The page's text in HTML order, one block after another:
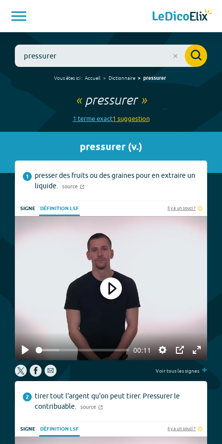
Vous êtes ici : Accueil Dictionnaire pressurer
« pressurer»
1 termeexact1 suggestion
pressurer(v.)
1
presser des fruits ou des graines pour en extraire un
liquide.
source
SIGNE DÉFINITION LSF Il y a un souci ?
Play
00:11
Settings
PIP
Enter
Play
Voir tous les signes +
2
tirer tout l'argent qu'on peut tirer. Pressurer le
contribuable.
source
SIGNE DÉFINITION LSF Il y a un souci ?